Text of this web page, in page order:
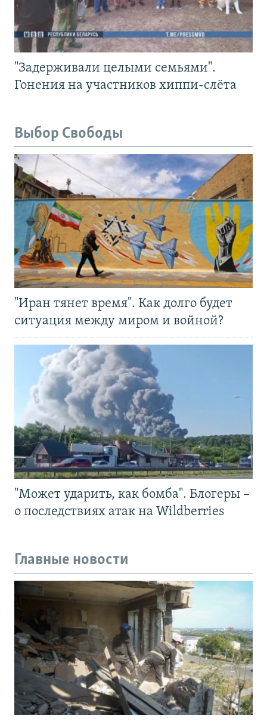
"Задерживали целыми семьями".
Гонения на участников хиппи-слёта
Выбор Свободы
"Иран тянет время". Как долго будет
ситуация между миром и войной?
"Может ударить, как бомба". Блогеры –
о последствиях атак на Wildberries
Главные новости